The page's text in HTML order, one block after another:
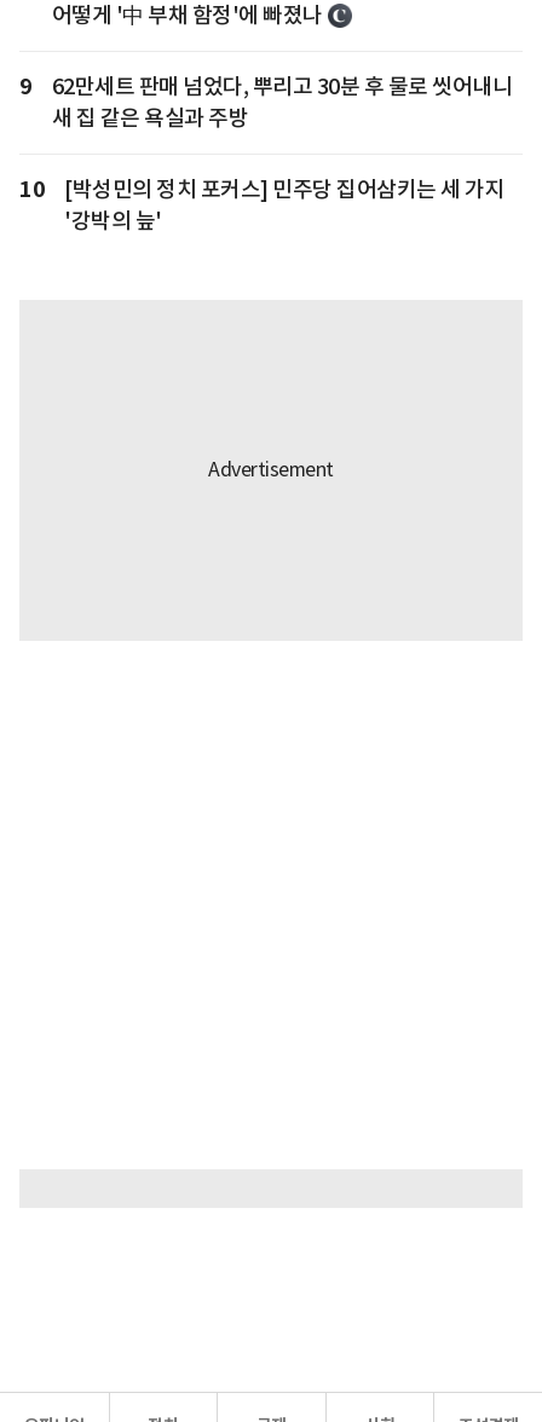
어떻게 '中 부채 함정'에 빠졌나
9
62만세트 판매 넘었다, 뿌리고 30분 후 물로 씻어내니
새 집 같은 욕실과 주방
10
[박성민의 정치 포커스] 민주당 집어삼키는 세 가지
'강박의 늪'